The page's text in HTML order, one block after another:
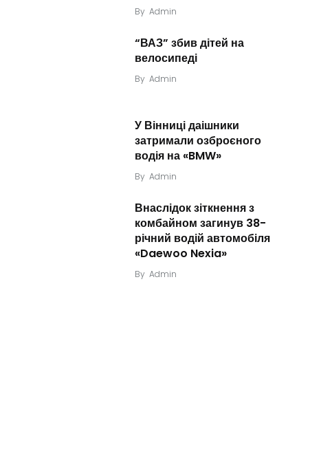
By Admin
“ВАЗ” збив дітей на
велосипеді
By Admin
У Вінниці даішники
затримали озброєного
водія на «BMW»
By Admin
Внаслідок зіткнення з
комбайном загинув 38-
річний водій автомобіля
«Daewoo Nexia»
By Admin